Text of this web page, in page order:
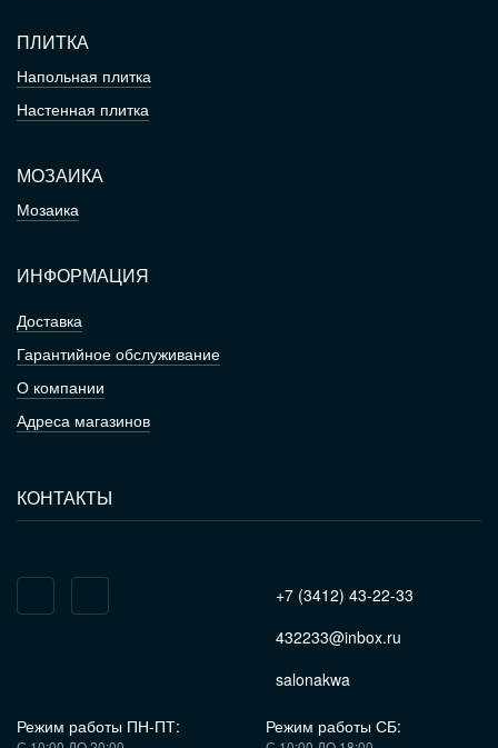
ПЛИТКА
Напольная плитка
Настенная плитка
МОЗАИКА
Мозаика
ИНФОРМАЦИЯ
Доставка
Гарантийное обслуживание
О компании
Адреса магазинов
КОНТАКТЫ
+7 (3412) 43-22-33
432233@inbox.ru
salonakwa
Режим работы ПН-ПТ: Режим работы СБ: